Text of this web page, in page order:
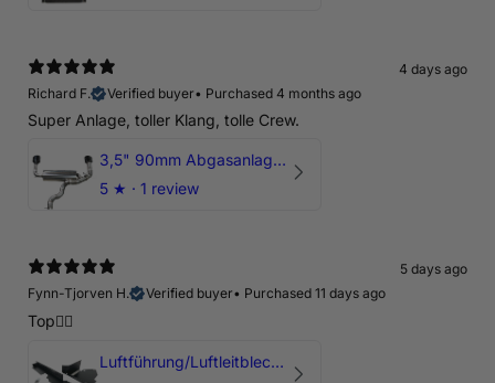
4 days ago
Richard F.
Verified buyer• Purchased 4 months ago
Super Anlage, toller Klang, tolle Crew.
3,5" 90mm Abgasanlage AUDI RSQ3 DNWA 2.5 TFSI
5 ★ · 1 review
5 days ago
Fynn-Tjorven H.
Verified buyer• Purchased 11 days ago
Top👍🏼
Luftführung/Luftleitblech 5" 125mm offene Ansaugung HPerformance